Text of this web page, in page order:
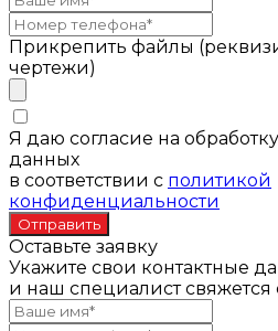
Прикрепить файлы
чертежи)
Я даю согласие на
данных
в соответствии с политикой
конфиденциальности
Оставьте заявку
Укажите свои контактные
и наш специалист свяжется